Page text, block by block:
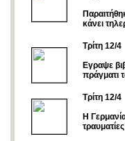
κάνει
Τρίτη 12/4
Εγραψε
πράγματι
Τρίτη 12/4
Η